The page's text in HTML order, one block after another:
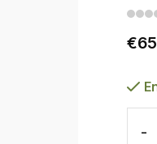
-